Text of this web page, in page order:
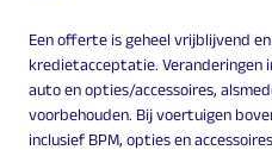
Een offerte is geheel vrijblijvend
kredietacceptatie. Veranderingen
auto en opties/accessoires,
voorbehouden. Bij voertuigen
inclusief BPM, opties en